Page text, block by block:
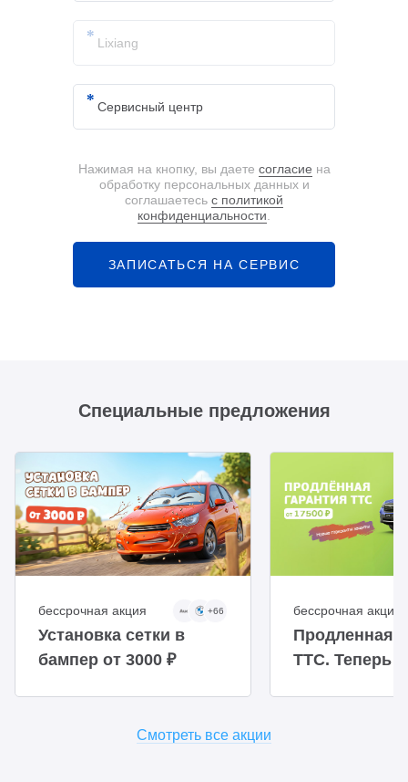
Нажимая на кнопку, вы даете согласие на
обработку персональных данных и
соглашаетесь с политикой
конфиденциальности
ЗАПИСАТЬСЯ НА СЕРВИС
Специальные предложения
бессрочная акция +66
Установка сетки в
бампер от 3000 ₽
бессрочная акция
Продленная
ТТС. Теперь
Смотреть все акции